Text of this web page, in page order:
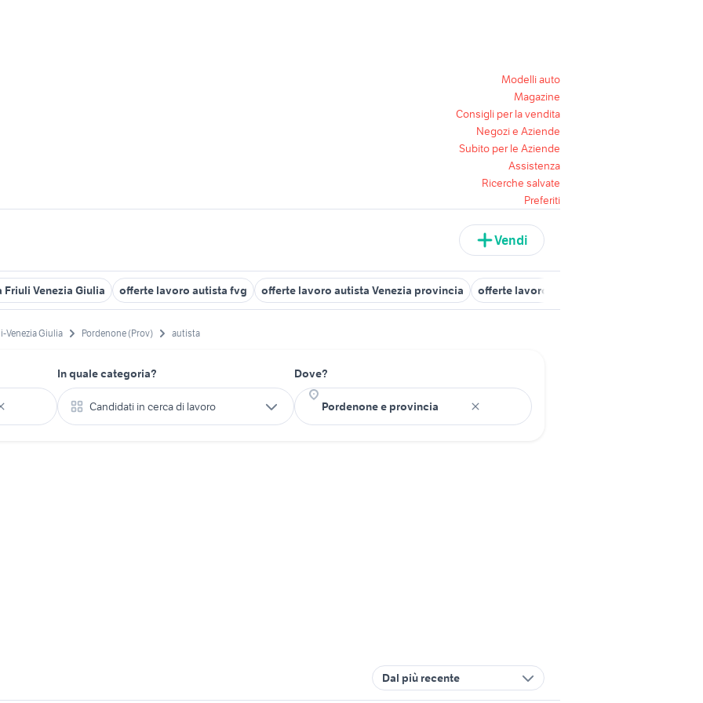
Modelli auto
Magazine
Consigli per la vendita
Negozi e Aziende
Subito per le Aziende
Assistenza
Ricerche salvate
Preferiti
Vendi
Venezia Giulia offerte lavoro autista fvg offerte lavoro autista Venezia provincia offerte lavoro autista patente b Venezia
Venezia Giulia Pordenone (Prov) autista
In quale categoria?
Candidati in cerca di lavoro
Dove?
Dal più recente